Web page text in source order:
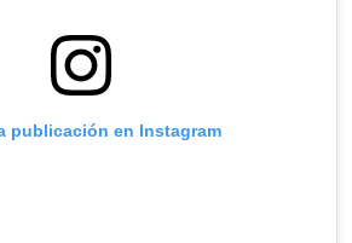
publicación en Instagram